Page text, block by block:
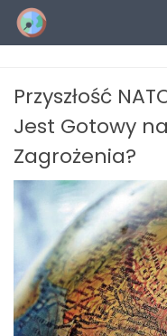
Przejdź do treści
Przyszłość
Jest Gotowy
Zagrożenia?